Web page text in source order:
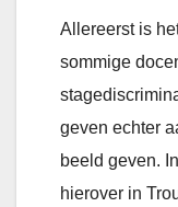
Allereerst is
sommige
geven echter
beeld geven.
hierover in